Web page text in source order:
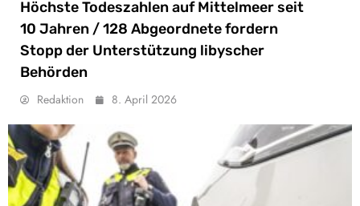
Höchste Todeszahlen auf Mittelmeer seit
10 Jahren / 128 Abgeordnete fordern
Stopp der Unterstützung libyscher
Behörden
Redaktion 8. April 2026